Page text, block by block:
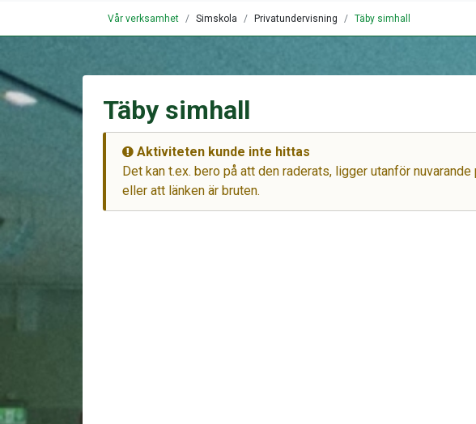
Vår verksamhet Simskola Privatundervisning Täby simhall
Täby simhall
Aktiviteten kunde inte hittas
Det kan t.ex. bero på att den raderats, ligger utanför nuvarande
eller att länken är bruten.